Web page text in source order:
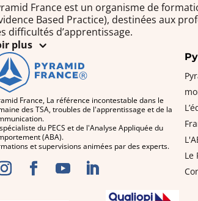
France est un organisme de
Based Practice), destinées aux
difficultés d’apprentissage.
plus
France, La référence incontestable dans le
des TSA, troubles de l'apprentissage et de la
du PECS et de l'Analyse Appliquée du
(ABA).
et supervisions animées par des experts.
Le